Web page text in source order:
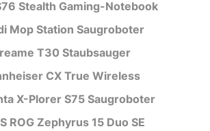
Stealth Gaming-Notebook
Mop Station Saugroboter
T30 Staubsauger
CX True Wireless
X-Plorer S75 Saugroboter
ROG Zephyrus 15 Duo SE